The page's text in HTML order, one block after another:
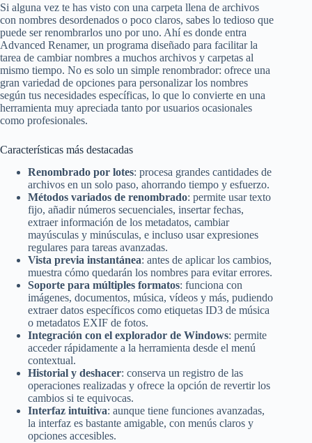
Si alguna vez te has visto con una carpeta llena de archivos
con nombres desordenados o poco claros, sabes lo tedioso que
puede ser renombrarlos uno por uno. Ahí es donde entra
Advanced Renamer, un programa diseñado para facilitar la
tarea de cambiar nombres a muchos archivos y carpetas al
mismo tiempo. No es solo un simple renombrador: ofrece una
gran variedad de opciones para personalizar los nombres
según tus necesidades específicas, lo que lo convierte en una
herramienta muy apreciada tanto por usuarios ocasionales
como profesionales.
Características más destacadas
Renombrado por lotes: procesa grandes cantidades de
archivos en un solo paso, ahorrando tiempo y esfuerzo.
Métodos variados de renombrado: permite usar texto
fijo, añadir números secuenciales, insertar fechas,
extraer información de los metadatos, cambiar
mayúsculas y minúsculas, e incluso usar expresiones
regulares para tareas avanzadas.
Vista previa instantánea: antes de aplicar los cambios,
muestra cómo quedarán los nombres para evitar errores.
Soporte para múltiples formatos: funciona con
imágenes, documentos, música, vídeos y más, pudiendo
extraer datos específicos como etiquetas ID3 de música
o metadatos EXIF de fotos.
Integración con el explorador de Windows: permite
acceder rápidamente a la herramienta desde el menú
contextual.
Historial y deshacer: conserva un registro de las
operaciones realizadas y ofrece la opción de revertir los
cambios si te equivocas.
Interfaz intuitiva: aunque tiene funciones avanzadas,
la interfaz es bastante amigable, con menús claros y
opciones accesibles.